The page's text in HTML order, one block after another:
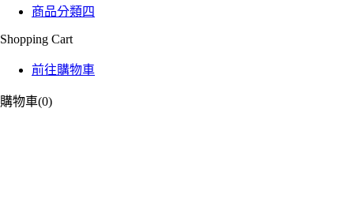
商品分類四
Shopping Cart
前往購物車
購物車(0)